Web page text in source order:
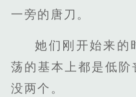
一旁的唐刀。
她们刚开始来的
荡的基本上都是低阶
没两个。